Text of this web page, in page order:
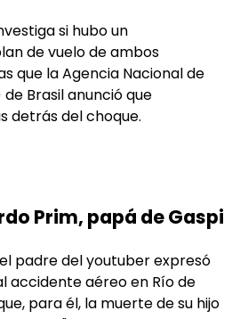
si hubo un
de vuelo de ambos
que la Agencia Nacional de
Brasil anunció que
detrás del choque.
Prim, papá de Gaspi
padre del youtuber expresó
accidente aéreo en Río de
para él, la muerte de su hijo